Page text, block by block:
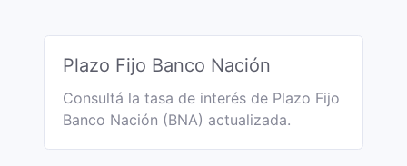
Plazo Fijo Banco Nación
Consultá la tasa de interés de Plazo Fijo
Banco Nación (BNA) actualizada.